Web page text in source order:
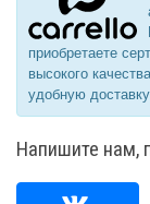
приобретаете
высокого качества
удобную
Напишите нам,